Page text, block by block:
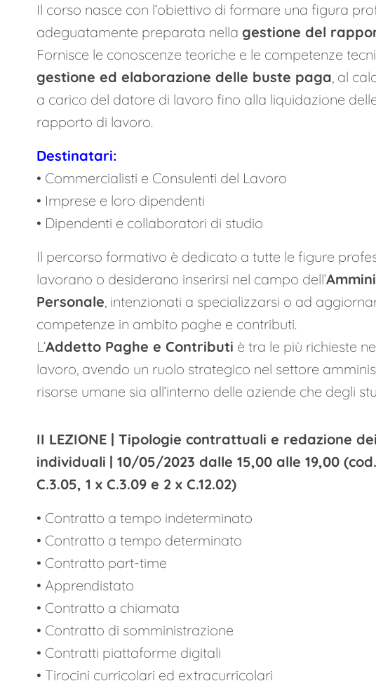
Il corso nasce con l’obiettivo di formare una figura
adeguatamente preparata nella gestione del
Fornisce le conoscenze teoriche e le competenze
gestione ed elaborazione delle buste paga, al
a carico del datore di lavoro fino alla liquidazione
rapporto di lavoro.
Destinatari:
• Commercialisti e Consulenti del Lavoro
• Imprese e loro dipendenti
• Dipendenti e collaboratori di studio
Il percorso formativo è dedicato a tutte le figure
lavorano o desiderano inserirsi nel campo dell’
Personale, intenzionati a specializzarsi o ad
competenze in ambito paghe e contributi.
L’Addetto Paghe e Contributi è tra le più richieste
lavoro, avendo un ruolo strategico nel settore
risorse umane sia all’interno delle aziende che degli
II LEZIONE | Tipologie contrattuali e redazione
individuali | 10/05/2023 dalle 15,00 alle 19,00
C.3.05, 1 x C.3.09 e 2 x C.12.02)
• Contratto a tempo indeterminato
• Contratto a tempo determinato
• Contratto part-time
• Apprendistato
• Contratto a chiamata
• Contratto di somministrazione
• Contratti piattaforme digitali
• Tirocini curricolari ed extracurricolari